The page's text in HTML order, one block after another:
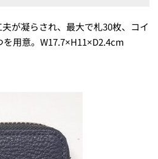
が凝らされ、最大で札30枚、コイ
用意。W17.7×H11×D2.4cm